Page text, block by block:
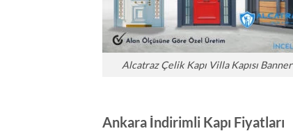
Alcatraz Çelik Kapı Villa Kapısı Banner
Ankara İndirimli Kapı Fiyatları